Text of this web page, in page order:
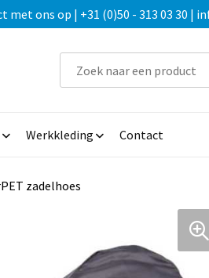
met ons op | +31 (0)50 - 313 03 30 |
Werkkleding Contact
zadelhoes